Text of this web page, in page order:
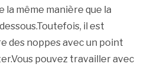
la même manière que la
il est
des noppes avec un point
pouvez travailler avec